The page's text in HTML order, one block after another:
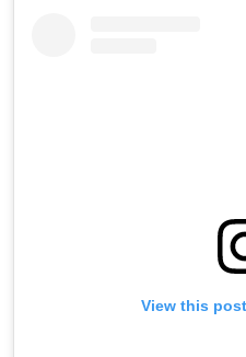
View this